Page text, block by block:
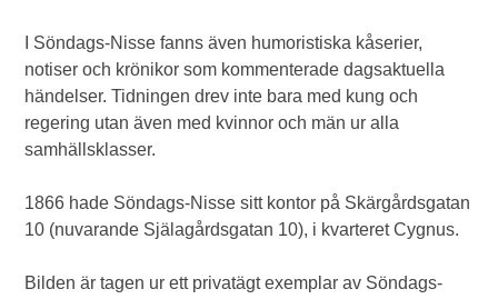
I Söndags-Nisse fanns även humoristiska kåserier,
notiser och krönikor som kommenterade dagsaktuella
händelser. Tidningen drev inte bara med kung och
regering utan även med kvinnor och män ur alla
samhällsklasser.
1866 hade Söndags-Nisse sitt kontor på Skärgårdsgatan
10 (nuvarande Själagårdsgatan 10), i kvarteret Cygnus.
Bilden är tagen ur ett privatägt exemplar av Söndags-